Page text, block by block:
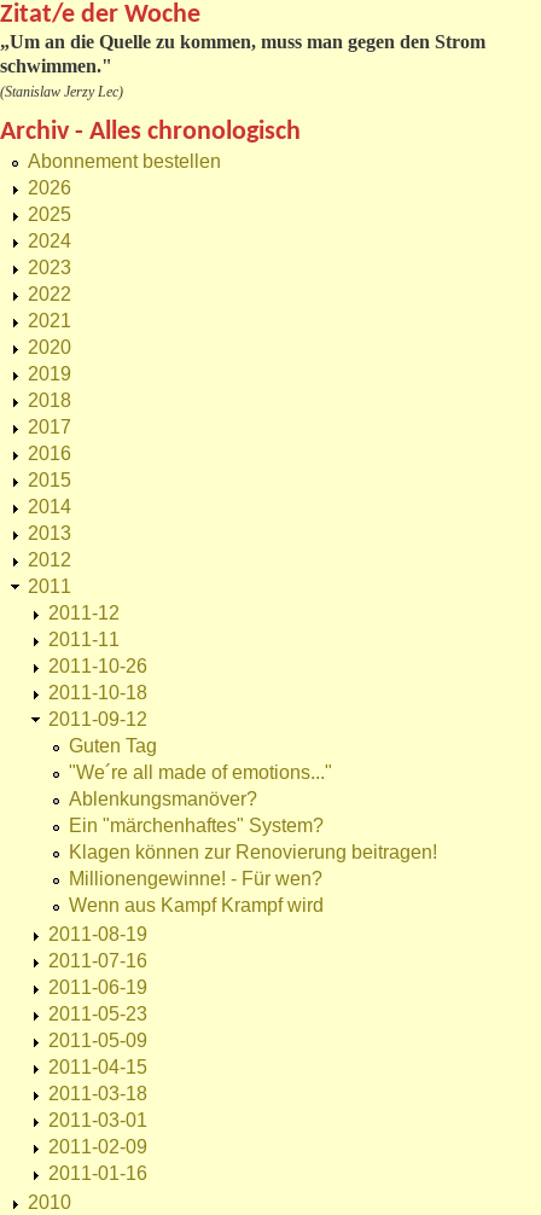
Zitat/e der Woche
„Um an die Quelle zu kommen, muss man gegen den Strom
schwimmen."
(Stanislaw Jerzy Lec)
Archiv - Alles chronologisch
Abonnement bestellen
2026
2025
2024
2023
2022
2021
2020
2019
2018
2017
2016
2015
2014
2013
2012
2011
2011-12
2011-11
2011-10-26
2011-10-18
2011-09-12
Guten Tag
"We´re all made of emotions..."
Ablenkungsmanöver?
Ein "märchenhaftes" System?
Klagen können zur Renovierung beitragen!
Millionengewinne! - Für wen?
Wenn aus Kampf Krampf wird
2011-08-19
2011-07-16
2011-06-19
2011-05-23
2011-05-09
2011-04-15
2011-03-18
2011-03-01
2011-02-09
2011-01-16
2010